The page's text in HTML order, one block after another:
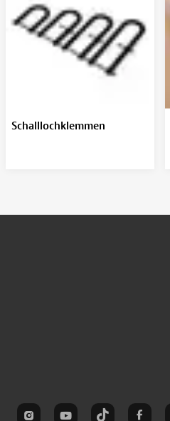
Schalllochklemmen